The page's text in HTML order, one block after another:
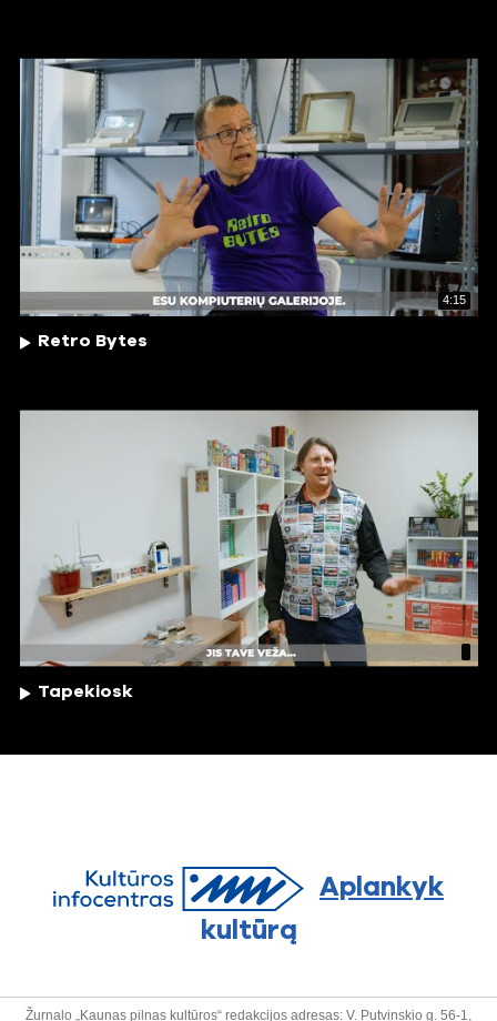
4:15
Retro Bytes
Tapekiosk
Aplankyk
kultūrą
Žurnalo „Kaunas pilnas kultūros“ redakcijos adresas: V. Putvinskio g. 56-1,